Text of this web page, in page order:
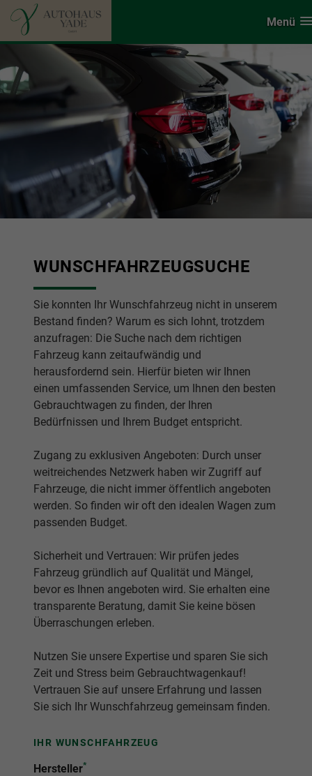
Menü
WUNSCHFAHRZEUGSUCHE
Sie konnten Ihr Wunschfahrzeug nicht in unserem
Bestand finden? Warum es sich lohnt, trotzdem
anzufragen: Die Suche nach dem richtigen
Fahrzeug kann zeitaufwändig und
herausfordernd sein. Hierfür bieten wir Ihnen
einen umfassenden Service, um Ihnen den besten
Gebrauchtwagen zu finden, der Ihren
Bedürfnissen und Ihrem Budget entspricht.
Zugang zu exklusiven Angeboten: Durch unser
weitreichendes Netzwerk haben wir Zugriff auf
Fahrzeuge, die nicht immer öffentlich angeboten
werden. So finden wir oft den idealen Wagen zum
passenden Budget.
Sicherheit und Vertrauen: Wir prüfen jedes
Fahrzeug gründlich auf Qualität und Mängel,
bevor es Ihnen angeboten wird. Sie erhalten eine
transparente Beratung, damit Sie keine bösen
Überraschungen erleben.
Nutzen Sie unsere Expertise und sparen Sie sich
Zeit und Stress beim Gebrauchtwagenkauf!
Vertrauen Sie auf unsere Erfahrung und lassen
Sie sich Ihr Wunschfahrzeug gemeinsam finden.
IHR WUNSCHFAHRZEUG
Hersteller*